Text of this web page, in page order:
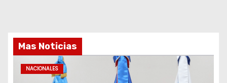
Mas Noticias
NACIONALES